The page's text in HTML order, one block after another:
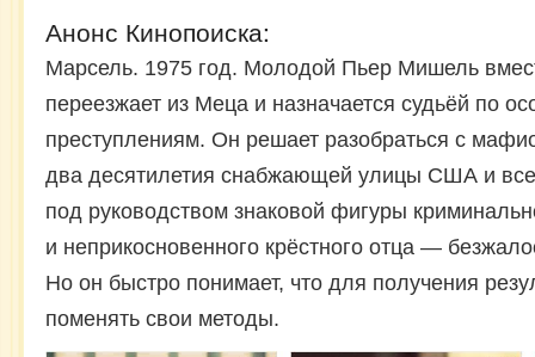
Анонс Кинопоиска:
Марсель. 1975 год. Молодой Пьер Мишель
переезжает из Меца и назначается судьёй по
преступлениям. Он решает разобраться с
два десятилетия снабжающей улицы США и
под руководством знаковой фигуры
и неприкосновенного крёстного отца —
Но он быстро понимает, что для получения
поменять свои методы.